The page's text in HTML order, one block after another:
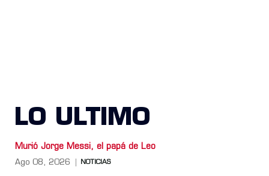
LO ULTIMO
Murió Jorge Messi, el papá de Leo
Ago 08, 2026 NOTICIAS